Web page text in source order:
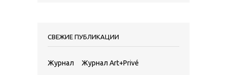
СВЕЖИЕ ПУБЛИКАЦИИ
Журнал Журнал Art+Privé